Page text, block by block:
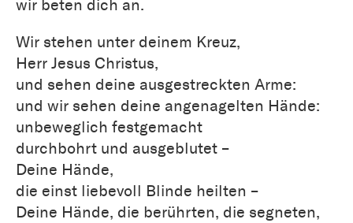
wir beten dich an.
Wir stehen unter deinem Kreuz,
Herr Jesus Christus,
und sehen deine ausgestreckten Arme:
und wir sehen deine angenagelten Hände:
unbeweglich festgemacht
durchbohrt und ausgeblutet –
Deine Hände,
die einst liebevoll Blinde heilten –
Deine Hände, die berührten, die segneten,